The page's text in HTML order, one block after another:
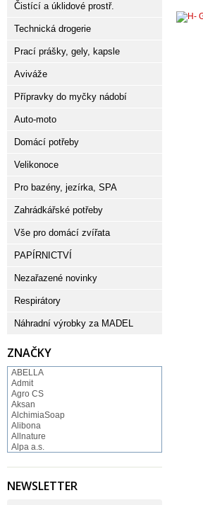
Čistící a úklidové prostř.
Technická drogerie
Prací prášky, gely, kapsle
Aviváže
Přípravky do myčky nádobí
Auto-moto
Domácí potřeby
Velikonoce
Pro bazény, jezírka, SPA
Zahrádkářské potřeby
Vše pro domácí zvířata
PAPÍRNICTVÍ
Nezařazené novinky
Respirátory
Náhradní výrobky za MADEL
ZNAČKY
ABELLA
Admit
Agro CS
Aksan
AlchimiaSoap
Alibona
Allnature
Alpa a.s.
Alufix
Astonish
NEWSLETTER